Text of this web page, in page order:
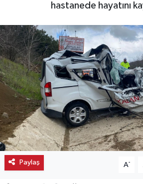
hastanede hayatını
Paylaş A-
İskilip
Kargı
Laçin
Mecitözü
Oğuzlar
Haber Arşivi